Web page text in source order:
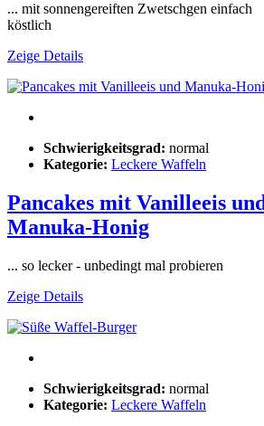
... mit sonnengereiften Zwetschgen einfach
köstlich
Zeige Details
Schwierigkeitsgrad: normal
Kategorie: Leckere Waffeln
Pancakes mit Vanilleeis und
Manuka-Honig
... so lecker - unbedingt mal probieren
Zeige Details
Schwierigkeitsgrad: normal
Kategorie: Leckere Waffeln